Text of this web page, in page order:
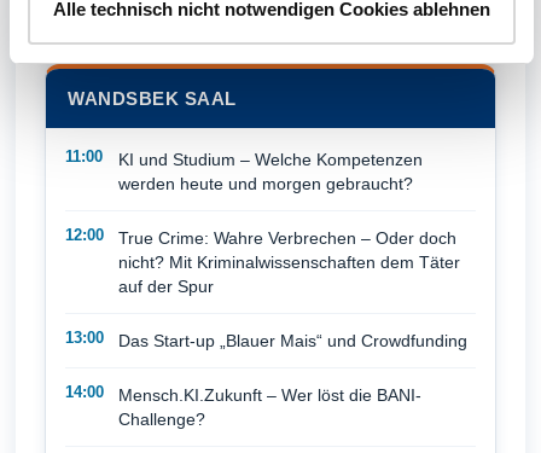
Alle technisch nicht notwendigen Cookies ablehnen
Festival sicher bleibt
WANDSBEK SAAL
11:00
KI und Studium – Welche Kompetenzen
werden heute und morgen gebraucht?
12:00
True Crime: Wahre Verbrechen – Oder doch
nicht? Mit Kriminal­wissenschaften dem Täter
auf der Spur
13:00 Das Start-up „Blauer Mais“ und Crowdfunding
14:00
Mensch.KI.Zukunft – Wer löst die BANI-
Challenge?